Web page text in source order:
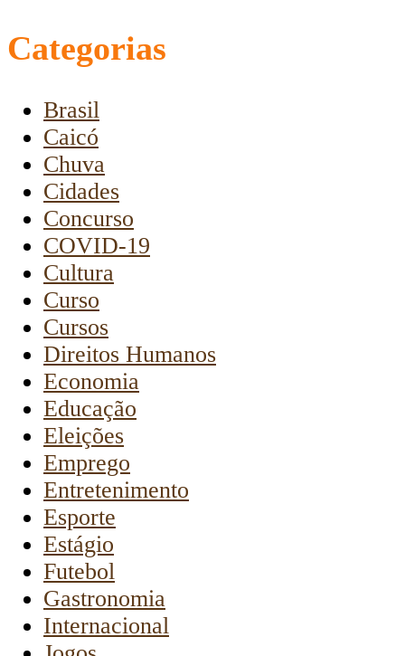
Categorias
Brasil
Caicó
Chuva
Cidades
Concurso
COVID-19
Cultura
Curso
Cursos
Direitos Humanos
Economia
Educação
Eleições
Emprego
Entretenimento
Esporte
Estágio
Futebol
Gastronomia
Internacional